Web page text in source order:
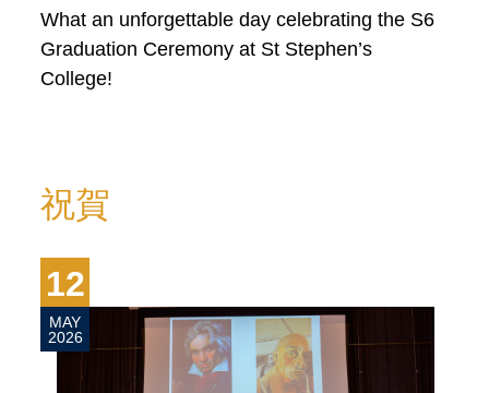
What an unforgettable day celebrating the S6
Graduation Ceremony at St Stephen’s
College!
祝賀
12
MAY
2026